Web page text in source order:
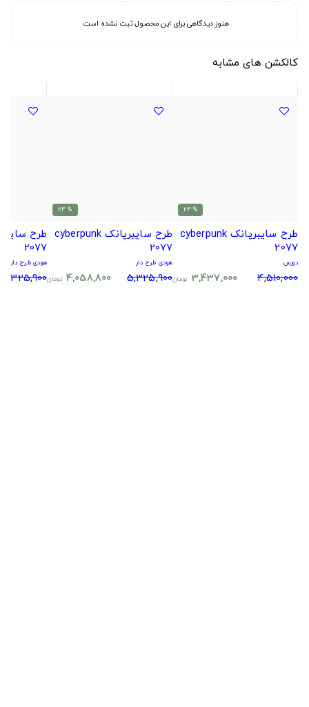
هنوز دیدگاهی برای این محصول ثبت نشده است.
کالکشن های مشابه
% 24
طرح سایبرپانک cyberpunk
2077
دورس
4,510,000
3,437,000 تومان
% 24
طرح سایبرپانک cyberpunk
2077
هودی طرح دار
5,325,900
4,058,800 تومان
2077
هودی طرح دار
5,325,900